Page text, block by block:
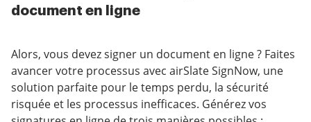
document en ligne
Alors, vous devez signer un document en ligne ? Faites
avancer votre processus avec airSlate SignNow, une
solution parfaite pour le temps perdu, la sécurité
risquée et les processus inefficaces. Générez vos